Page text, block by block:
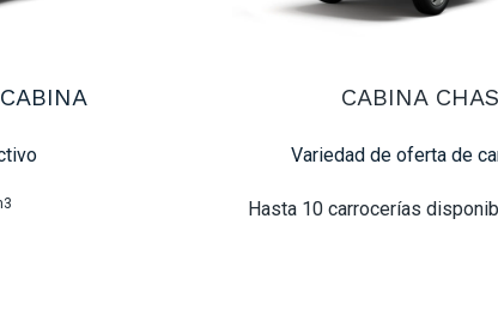
CABINA
Variedad de oferta de
Hasta 10 carrocerías